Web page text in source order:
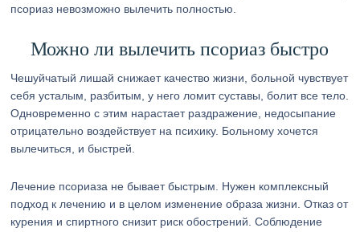
псориаз невозможно вылечить полностью.
Можно ли вылечить псориаз быстро
Чешуйчатый лишай снижает качество жизни, больной чувствует
себя усталым, разбитым, у него ломит суставы, болит все тело.
Одновременно с этим нарастает раздражение, недосыпание
отрицательно воздействует на психику. Больному хочется
вылечиться, и быстрей.
Лечение псориаза не бывает быстрым. Нужен комплексный
подход к лечению и в целом изменение образа жизни. Отказ от
курения и спиртного снизит риск обострений. Соблюдение